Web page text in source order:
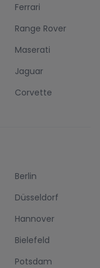
Ferrari
Range Rover
Maserati
Jaguar
Corvette
Berlin
Düsseldorf
Hannover
Bielefeld
Potsdam